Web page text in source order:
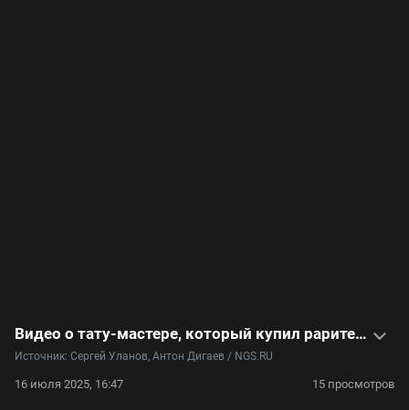
Видео о тату-мастере, который купил раритетный Chevrolet и стал первым за Уралом лоурайдером
Источник: Сергей Уланов, Антон Дигаев / NGS.RU
16 июля 2025, 16:47 15 просмотров